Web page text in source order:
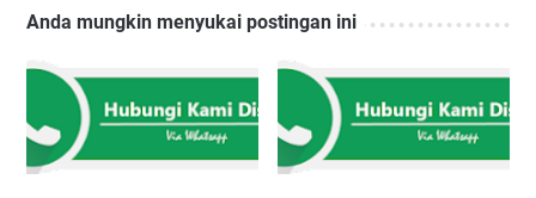
Anda mungkin menyukai postingan ini